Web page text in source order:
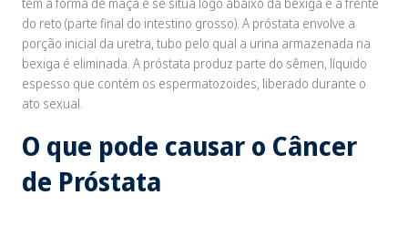
do reto (parte final do intestino grosso). A próstata envolve a
porção inicial da uretra, tubo pelo qual a urina armazenada na
bexiga é eliminada. A próstata produz parte do sêmen, líquido
espesso que contém os espermatozoides, liberado durante o
ato sexual.
O que pode causar o Câncer
de Próstata